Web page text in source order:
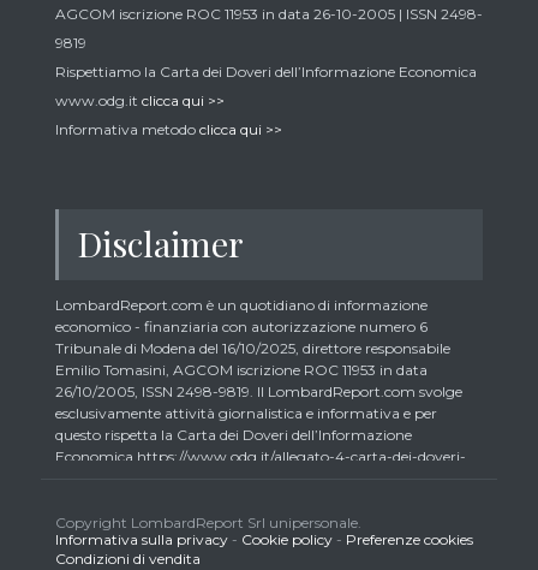
AGCOM iscrizione ROC 11953 in data 26-10-2005 | ISSN 2498-
9819
Rispettiamo la Carta dei Doveri dell’Informazione Economica
www.odg.it clicca qui >>
Informativa metodo clicca qui >>
Disclaimer
LombardReport.com è un quotidiano di informazione
economico - finanziaria con autorizzazione numero 6
Tribunale di Modena del 16/10/2025, direttore responsabile
Emilio Tomasini, AGCOM iscrizione ROC 11953 in data
26/10/2005, ISSN 2498-9819. Il LombardReport.com svolge
esclusivamente attività giornalistica e informativa e per
questo rispetta la Carta dei Doveri dell’Informazione
Economica https://www.odg.it/allegato-4-carta-dei-doveri-
essere consapevoli che i collaboratori di LombardReport.com
iscritti all’Ordine dei Giornalisti non possono detenere i titoli
oggetto dei loro articoli mentre i collaboratori non giornalisti
Copyright LombardReport Srl unipersonale.
Informativa sulla privacy - Cookie policy - Preferenze cookies
Condizioni di vendita